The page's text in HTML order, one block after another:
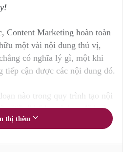
Content Marketing hoàn toàn
một vài nội dung thú vị,
có nghĩa lý gì, một khi
tiếp cận được các nội dung đó.
nào trong quy trình tạo nội
“tiền” kế hoạch hay đã hoàn
cách phát hành, thì giờ là
tiếp nhận phù hợp.
thị thêm